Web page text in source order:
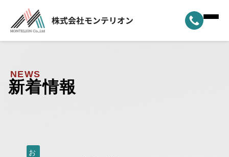
ホーム
選ばれる理由
納車実績
NEWS
新着情報
お